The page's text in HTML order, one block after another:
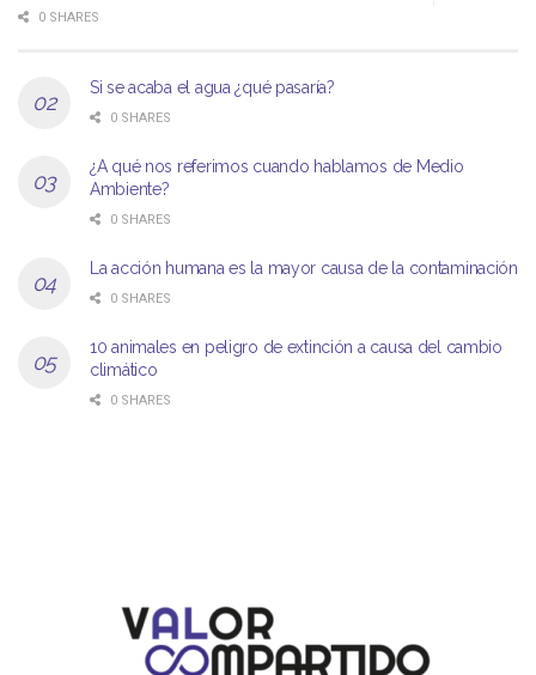
0 SHARES
Si se acaba el agua ¿qué pasaría?
0 SHARES
¿A qué nos referimos cuando hablamos de Medio
Ambiente?
0 SHARES
La acción humana es la mayor causa de la contaminación
0 SHARES
10 animales en peligro de extinción a causa del cambio
climático
0 SHARES